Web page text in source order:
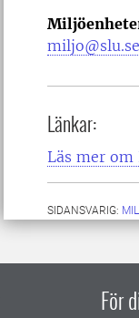
miljo@slu.se
Länkar:
Läs mer om
SIDANSVARIG:
För